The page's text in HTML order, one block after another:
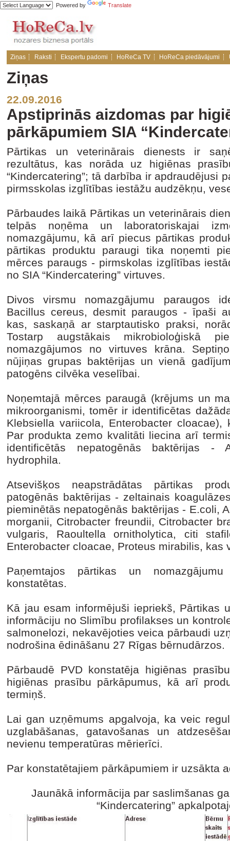
Powered by Translate
Ziņas Raksti Ekspertu padomi HoReCa TV HoReCa piedāvājumi
Ziņas
22.09.2016
Apstiprinās aizdomas par
pārkāpumiem SIA
Pārtikas un veterinārais dienests ir
rezultātus, kas norāda uz higiēnas
“Kindercatering”; tā darbība ir apdraudējusi
pirmsskolas izglītības iestāžu audzēkņu,
Pārbaudes laikā Pārtikas un veterinārais
telpās noņēma un laboratoriskajai
nomazgājumu, kā arī piecus pārtikas
pārtikas produktu paraugi tika noņemti
mērces paraugs - pirmskolas izglītības
no SIA “Kindercatering” virtuves.
Divos virsmu nomazgājumu paraugos
Bacillus cereus, desmit paraugos - īpaši
kas, saskaņā ar starptautisko praksi,
Tostarp augstākais mikrobioloģiskā
nomazgājumos no virtuves krāna.
nūjiņas grupas baktērijas un vienā
patogēns cilvēka veselībai.
Noņemtajā mērces paraugā (krējums un
mikroorganismi, tomēr ir identificētas
Klebsiella variicola, Enterobacter
Par produkta zemo kvalitāti liecina arī
identificētās nepatogēnās baktērijas -
hydrophila.
Atsevišķos neapstrādātas pārtikas
patogēnās baktērijas - zeltainais
pieminētās nepatogēnās baktērijas - E.coli,
morganii, Citrobacter freundii, Citrobacter
vulgaris, Raoultella ornitholytica, citi
Enterobacter cloacae, Proteus mirabilis, kas
Paņemtajos pārtikas un
konstatētas.
Kā jau esam informējuši iepriekš, Pārtikas
informāciju no Slimību profilakses un
salmonelozi, nekavējoties veica pārbaudi
nodrošina ēdināšanu 27 Rīgas bērnudārzos.
Pārbaudē PVD konstatēja higiēnas
higiēnas prasību pārkāpumus, kā arī
termiņš.
Lai gan uzņēmums apgalvoja, ka veic
uzglabāšanas, gatavošanas un
nevienu temperatūras mērierīci.
Par konstatētajiem pārkāpumiem ir uzsākta
Jaunākā informācija par saslimšanas
“Kindercatering”